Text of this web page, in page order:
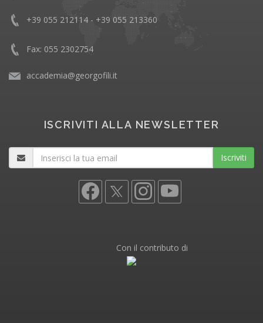
+39 055 212114 - +39 055 213360
Fax: 055 2302754
accademia@georgofili.it
ISCRIVITI ALLA NEWSLETTER
Iscriviti
Con il contributo di